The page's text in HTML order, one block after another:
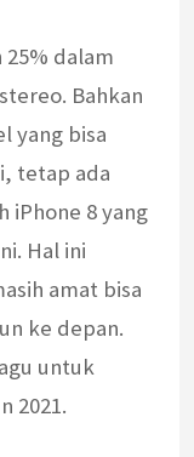
dalam
Bahkan
yang bisa
tetap ada
iPhone 8 yang
Hal ini
amat bisa
ke depan.
untuk
2021.